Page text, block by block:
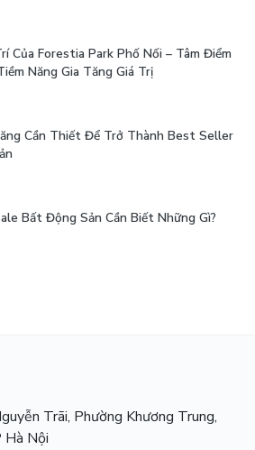
Của Forestia Park Phố Nối – Tâm Điểm
Năng Gia Tăng Giá Trị
Cần Thiết Để Trở Thành Best Seller
Bất Động Sản Cần Biết Những Gì?
Trãi, Phường Khương Trung,
Hà Nội